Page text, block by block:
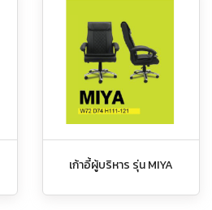
เก้าอี้ผู้บริหาร รุ่น MIYA